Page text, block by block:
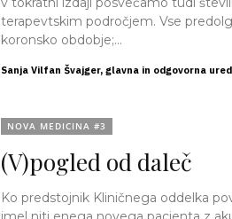
terapevtskim področjem. Vse predolgo se že »vleče«
koronsko obdobje;...
Sanja Vilfan Švajger, glavna in odgovorna
NOVA MEDICINA #3
(V)pogled od daleč
Ko predstojnik Kliničnega oddelka